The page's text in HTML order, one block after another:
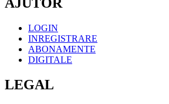
AJUTOR
LOGIN
INREGISTRARE
ABONAMENTE
DIGITALE
LEGAL